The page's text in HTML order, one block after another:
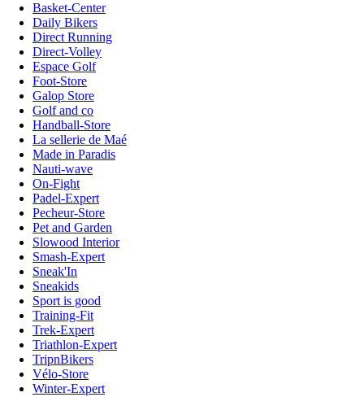
Basket-Center
Daily Bikers
Direct Running
Direct-Volley
Espace Golf
Foot-Store
Galop Store
Golf and co
Handball-Store
La sellerie de Maé
Made in Paradis
Nauti-wave
On-Fight
Padel-Expert
Pecheur-Store
Pet and Garden
Slowood Interior
Smash-Expert
Sneak'In
Sneakids
Sport is good
Training-Fit
Trek-Expert
Triathlon-Expert
TripnBikers
Vélo-Store
Winter-Expert